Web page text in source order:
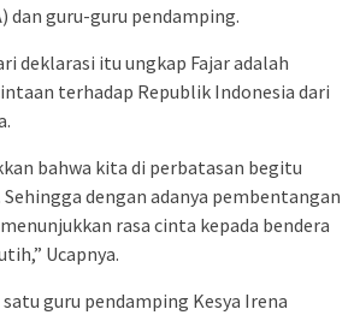
dan guru-guru pendamping.
deklarasi itu ungkap Fajar adalah
terhadap Republik Indonesia dari
bahwa kita di perbatasan begitu
dengan adanya pembentangan
rasa cinta kepada bendera
Ucapnya.
guru pendamping Kesya Irena